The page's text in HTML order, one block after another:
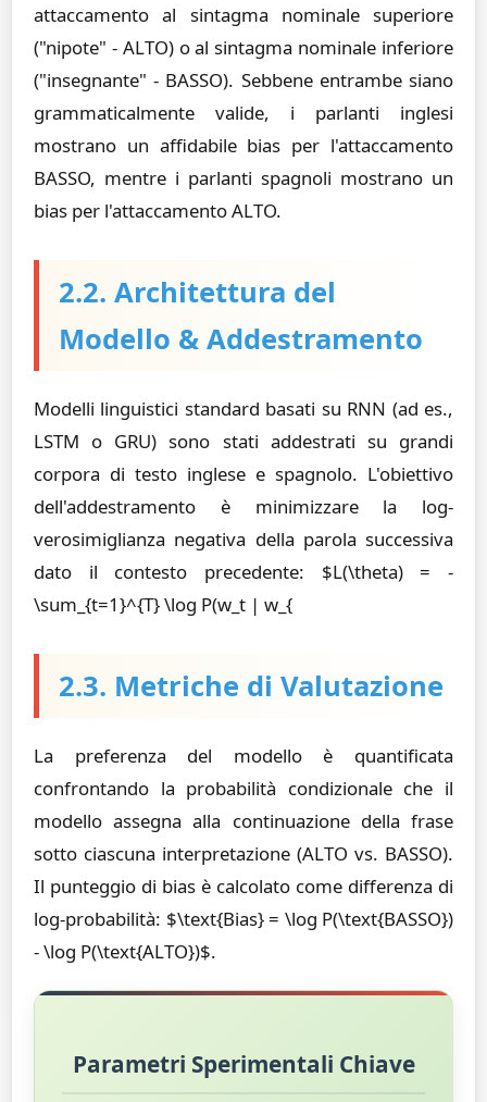
attaccamento al sintagma nominale superiore
("nipote" - ALTO) o al sintagma nominale inferiore
("insegnante" - BASSO). Sebbene entrambe siano
grammaticalmente valide, i parlanti inglesi
mostrano un affidabile bias per l'attaccamento
BASSO, mentre i parlanti spagnoli mostrano un
bias per l'attaccamento ALTO.
2.2. Architettura del
Modello & Addestramento
Modelli linguistici standard basati su RNN (ad es.,
LSTM o GRU) sono stati addestrati su grandi
corpora di testo inglese e spagnolo. L'obiettivo
dell'addestramento è minimizzare la log-
verosimiglianza negativa della parola successiva
dato il contesto precedente: $L(\theta) = -
\sum_{t=1}^{T} \log P(w_t | w_{
2.3. Metriche di Valutazione
La preferenza del modello è quantificata
confrontando la probabilità condizionale che il
modello assegna alla continuazione della frase
sotto ciascuna interpretazione (ALTO vs. BASSO).
Il punteggio di bias è calcolato come differenza di
log-probabilità: $\text{Bias} = \log P(\text{BASSO})
- \log P(\text{ALTO})$.
Parametri Sperimentali Chiave